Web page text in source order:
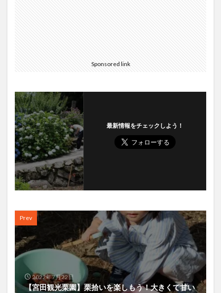
Sponsored link
最新情報をチェックしよう！
Prev
2022年7月22日
【宮田観光栗園】栗拾いを楽しもう！大きくて甘い